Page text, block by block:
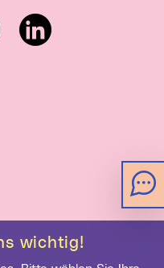
wichtig!
LinkedIn